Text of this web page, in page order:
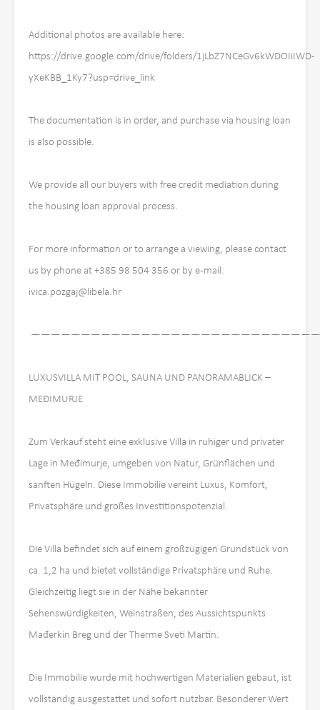
Additional photos are available here:
https://drive.google.com/drive/folders/1jLbZ7NCeGv6kWDOIiIWD-
yXeKBB_1Ky7?usp=drive_link
The documentation is in order, and purchase via housing loan
is also possible.
We provide all our buyers with free credit mediation during
the housing loan approval process.
For more information or to arrange a viewing, please contact
us by phone at +385 98 504 356 or by e-mail:
ivica.pozgaj@libela.hr
LUXUSVILLA MIT POOL, SAUNA UND PANORAMABLICK –
MEĐIMURJE
Zum Verkauf steht eine exklusive Villa in ruhiger und privater
Lage in Međimurje, umgeben von Natur, Grünflächen und
sanften Hügeln. Diese Immobilie vereint Luxus, Komfort,
Privatsphäre und großes Investitionspotenzial.
Die Villa befindet sich auf einem großzügigen Grundstück von
ca. 1,2 ha und bietet vollständige Privatsphäre und Ruhe.
Gleichzeitig liegt sie in der Nähe bekannter
Sehenswürdigkeiten, Weinstraßen, des Aussichtspunkts
Mađerkin Breg und der Therme Sveti Martin.
Die Immobilie wurde mit hochwertigen Materialien gebaut, ist
vollständig ausgestattet und sofort nutzbar. Besonderer Wert